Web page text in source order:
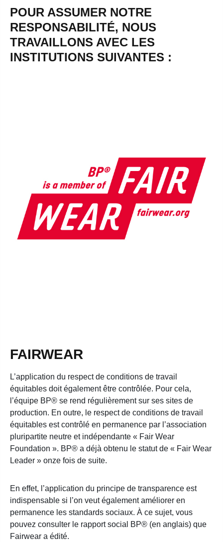
POUR ASSUMER NOTRE
RESPONSABILITÉ, NOUS
TRAVAILLONS AVEC LES
INSTITUTIONS SUIVANTES :
FAIRWEAR
L’application du respect de conditions de travail
équitables doit également être contrôlée. Pour cela,
l’équipe BP® se rend régulièrement sur ses sites de
production. En outre, le respect de conditions de travail
équitables est contrôlé en permanence par l’association
pluripartite neutre et indépendante « Fair Wear
Foundation ». BP® a déjà obtenu le statut de « Fair Wear
Leader » onze fois de suite.
En effet, l’application du principe de transparence est
indispensable si l’on veut également améliorer en
permanence les standards sociaux. À ce sujet, vous
pouvez consulter le rapport social BP® (en anglais) que
Fairwear a édité.